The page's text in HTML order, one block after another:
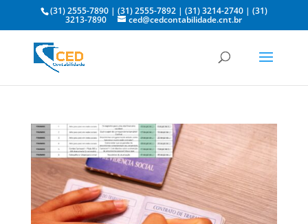
(31) 2555-7890| (31) 2555-7892| (31) 3214-2740| (31)
3213-7890 ced@cedcontabilidade.cnt.br